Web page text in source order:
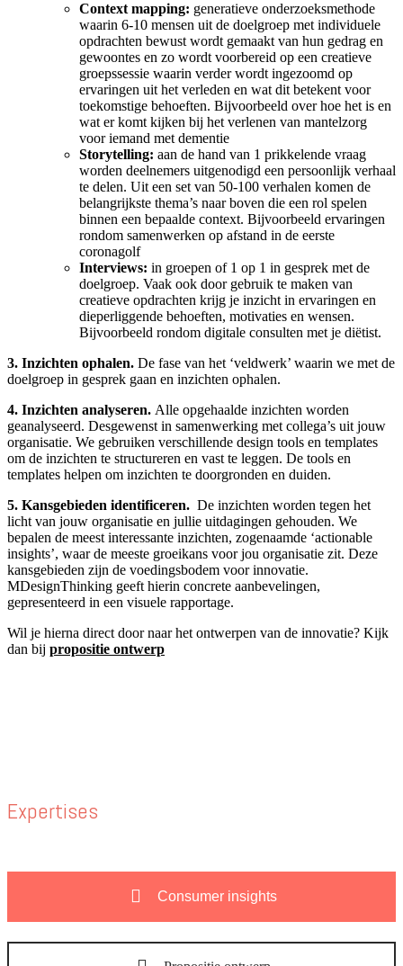
Context mapping: generatieve onderzoeksmethode
waarin 6-10 mensen uit de doelgroep met individuele
opdrachten bewust wordt gemaakt van hun gedrag en
gewoontes en zo wordt voorbereid op een creatieve
groepssessie waarin verder wordt ingezoomd op
ervaringen uit het verleden en wat dit betekent voor
toekomstige behoeften. Bijvoorbeeld over hoe het is en
wat er komt kijken bij het verlenen van mantelzorg
voor iemand met dementie
Storytelling: aan de hand van 1 prikkelende vraag
worden deelnemers uitgenodigd een persoonlijk verhaal
te delen. Uit een set van 50-100 verhalen komen de
belangrijkste thema’s naar boven die een rol spelen
binnen een bepaalde context. Bijvoorbeeld ervaringen
rondom samenwerken op afstand in de eerste
coronagolf
Interviews: in groepen of 1 op 1 in gesprek met de
doelgroep. Vaak ook door gebruik te maken van
creatieve opdrachten krijg je inzicht in ervaringen en
dieperliggende behoeften, motivaties en wensen.
Bijvoorbeeld rondom digitale consulten met je diëtist.
3. Inzichten ophalen. De fase van het ‘veldwerk’ waarin we met de
doelgroep in gesprek gaan en inzichten ophalen.
4. Inzichten analyseren. Alle opgehaalde inzichten worden
geanalyseerd. Desgewenst in samenwerking met collega’s uit jouw
organisatie. We gebruiken verschillende design tools en templates
om de inzichten te structureren en vast te leggen. De tools en
templates helpen om inzichten te doorgronden en duiden.
5. Kansgebieden identificeren. De inzichten worden tegen het
licht van jouw organisatie en jullie uitdagingen gehouden. We
bepalen de meest interessante inzichten, zogenaamde ‘actionable
insights’, waar de meeste groeikans voor jou organisatie zit. Deze
kansgebieden zijn de voedingsbodem voor innovatie.
MDesignThinking geeft hierin concrete aanbevelingen,
gepresenteerd in een visuele rapportage.
Wil je hierna direct door naar het ontwerpen van de innovatie? Kijk
dan bij propositie ontwerp
Expertises
Consumer insights